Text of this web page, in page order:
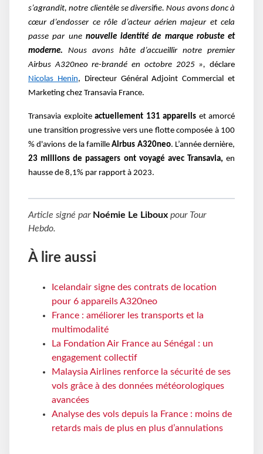
s’agrandit, notre clientèle se diversifie. Nous avons donc à
cœur d’endosser ce rôle d’acteur aérien majeur et cela
passe par une nouvelle identité de marque robuste et
moderne. Nous avons hâte d’accueillir notre premier
Airbus A320neo re-brandé en octobre 2025 », déclare
Nicolas Henin, Directeur Général Adjoint Commercial et
Marketing chez Transavia France.
Transavia exploite actuellement 131 appareils et amorcé
une transition progressive vers une flotte composée à 100
% d'avions de la familleAirbus A320neo. L’année dernière,
23 millions de passagers ont voyagé avec Transavia, en
hausse de 8,1% par rapport à 2023.
Article signé par Noémie Le Liboux pour Tour
Hebdo.
À lire aussi
Icelandair signe des contrats de location
pour 6 appareils A320neo
France : améliorer les transports et la
multimodalité
La Fondation Air France au Sénégal : un
engagement collectif
Malaysia Airlines renforce la sécurité de ses
vols grâce à des données météorologiques
avancées
Analyse des vols depuis la France : moins de
retards mais de plus en plus d’annulations